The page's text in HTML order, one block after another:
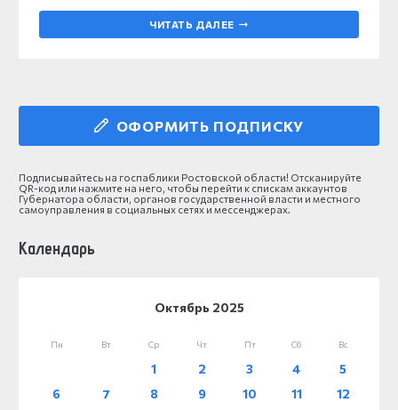
ЧИТАТЬ ДАЛЕЕ
ОФОРМИТЬ ПОДПИСКУ
Подписывайтесь на госпаблики Ростовской области! Отсканируйте
QR-код или нажмите на него, чтобы перейти к спискам аккаунтов
Губернатора области, органов государственной власти и местного
самоуправления в социальных сетях и мессенджерах.
Календарь
Октябрь 2025
Пн Вт Ср Чт Пт Сб Вс
1 2 3 4
5
6
7 8 9 10 11
12